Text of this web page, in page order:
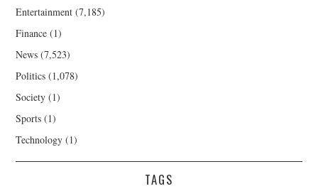
Entertainment (7,185)
Finance (1)
News (7,523)
Politics (1,078)
Society (1)
Sports (1)
Technology (1)
TAGS